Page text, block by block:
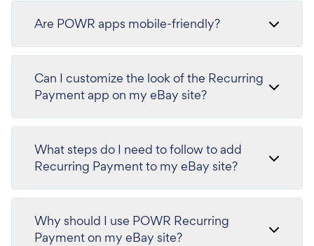
Are POWR apps mobile-friendly?
Can I customize the look of the Recurring
Payment app on my eBay site?
What steps do I need to follow to add
Recurring Payment to my eBay site?
Why should I use POWR Recurring
Payment on my eBay site?